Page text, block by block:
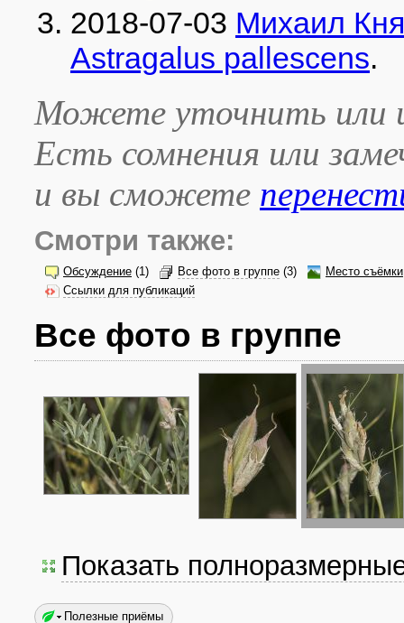
2018-07-03 Михаил
Astragalus pallescens.
Можете уточнить или
Есть сомнения или
и вы сможете
Смотри также:
Обсуждение (1) Все фото в группе (3)
Место съёмки
Ссылки для публикаций
Все фото в группе
Показать
Полезные приёмы